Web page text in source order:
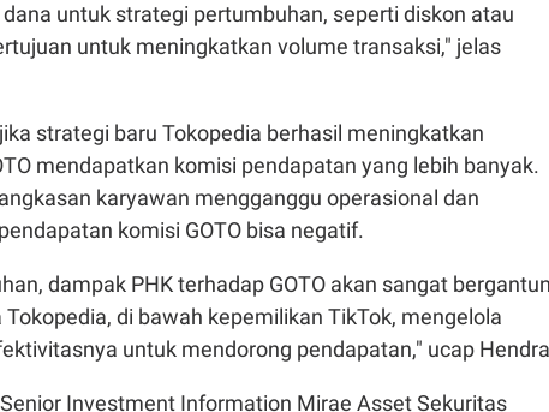
untuk strategi pertumbuhan, seperti diskon atau
untuk meningkatkan volume transaksi," jelas
strategi baru Tokopedia berhasil meningkatkan
mendapatkan komisi pendapatan yang lebih banyak.
karyawan mengganggu operasional dan
komisi GOTO bisa negatif.
dampak PHK terhadap GOTO akan sangat
di bawah kepemilikan TikTok, mengelola
untuk mendorong pendapatan," ucap
Investment Information Mirae Asset Sekuritas